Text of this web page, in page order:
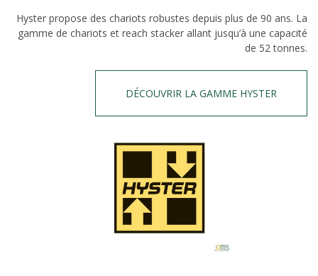
Hyster propose des chariots robustes depuis plus de 90 ans. La
gamme de chariots et reach stacker allant jusqu’à une capacité
de 52 tonnes.
DÉCOUVRIR LA GAMME HYSTER